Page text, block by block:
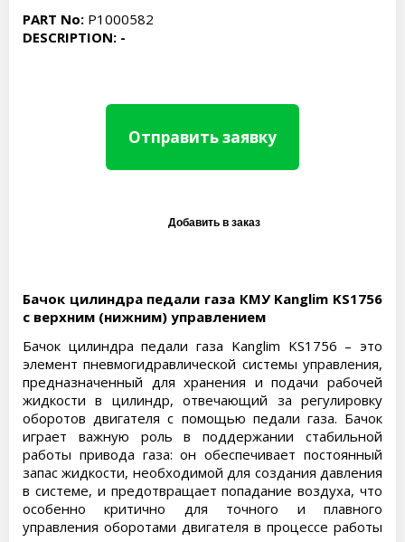
PART No: P1000582
DESCRIPTION: -
Отправить заявку
Бачок цилиндра педали газа КМУ Kanglim KS1756
с верхним (нижним) управлением
Бачок цилиндра педали газа Kanglim KS1756 – это
элемент пневмогидравлической системы управления,
предназначенный для хранения и подачи рабочей
жидкости в цилиндр, отвечающий за регулировку
оборотов двигателя с помощью педали газа. Бачок
играет важную роль в поддержании стабильной
работы привода газа: он обеспечивает постоянный
запас жидкости, необходимой для создания давления
в системе, и предотвращает попадание воздуха, что
особенно критично для точного и плавного
управления оборотами двигателя в процессе работы